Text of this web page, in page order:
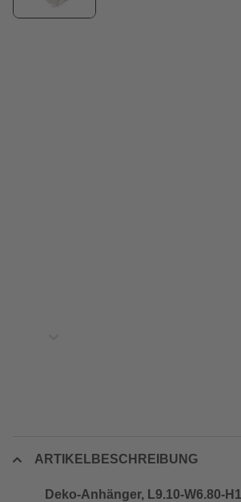
ARTIKELBESCHREIBUNG
Deko-Anhänger, L9.10-W6.80-